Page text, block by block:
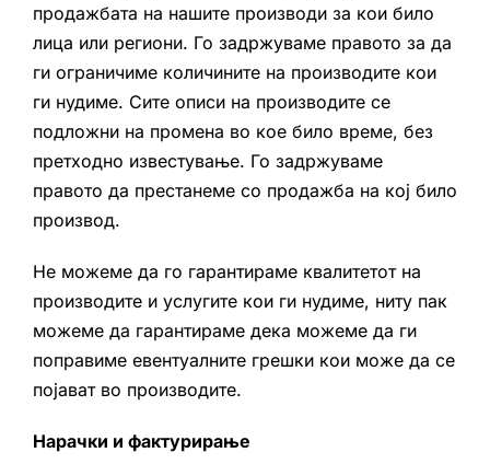
продажбата на нашите производи за кои било
лица или региони. Го задржуваме правото за да
ги ограничиме количините на производите кои
ги нудиме. Сите описи на производите се
подложни на промена во кое било време, без
претходно известување. Го задржуваме
правото да престанеме со продажба на кој било
производ.
Не можеме да го гарантираме квалитетот на
производите и услугите кои ги нудиме, ниту пак
можеме да гарантираме дека можеме да ги
поправиме евентуалните грешки кои може да се
појават во производите.
Нарачки и фактурирање